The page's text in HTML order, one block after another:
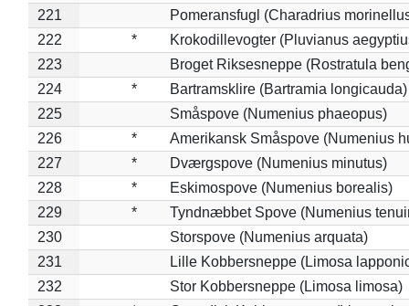
221
Pomeransfugl (Charadrius
222
*
Krokodillevogter (Pluvianus
223
Broget Riksesneppe (Rostratula
224
*
Bartramsklire (Bartramia longicauda)
225
Småspove (Numenius phaeopus)
226
*
Amerikansk Småspove (Numenius
227
*
Dværgspove (Numenius minutus)
228
*
Eskimospove (Numenius borealis)
229
*
Tyndnæbbet Spove (Numenius
230
Storspove (Numenius arquata)
231
Lille Kobbersneppe (Limosa
232
Stor Kobbersneppe (Limosa limosa)